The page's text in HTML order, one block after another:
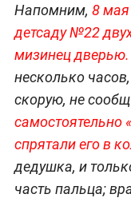
Напомним, 8
детсаду №22
мизинец дверью.
несколько
скорую, не
самостоятельно
спрятали его в ко
дедушка, и
часть пальца;